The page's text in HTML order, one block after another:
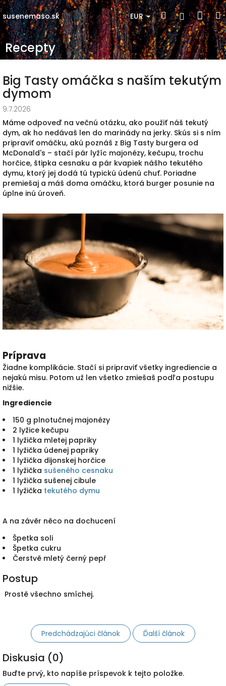
Prejsť
na
obsah
susenemaso.sk EUR Hľadať
Recepty
Big Tasty omáčka s naším tekutým
dymom
9.7.2026
Máme odpoveď na večnú otázku, ako použiť náš tekutý
dym, ak ho nedávaš len do marinády na jerky. Skús si s ním
pripraviť omáčku, akú poznáš z Big Tasty burgera od
McDonald's – stačí pár lyžíc majonézy, kečupu, trochu
horčice, štipka cesnaku a pár kvapiek nášho tekutého
dymu, ktorý jej dodá tú typickú údenú chuť. Poriadne
premiešaj a máš doma omáčku, ktorá burger posunie na
úplne inú úroveň.
Príprava
Žiadne komplikácie. Stačí si pripraviť všetky ingrediencie a
nejakú misu. Potom už len všetko zmiešaš podľa postupu
nižšie.
Ingrediencie
150 g plnotučnej majonézy
2 lyžice kečupu
1 lyžička mletej papriky
1 lyžička údenej papriky
1 lyžička dijonskej horčice
1 lyžička sušeného cesnaku
1 lyžička sušenej cibule
1 lyžička tekutého dymu
A na závěr něco na dochucení
Špetka soli
Špetka cukru
Čerstvě mletý černý pepř
Postup
Prostě všechno smíchej.
Predchádzajúci článok Ďalší článok
Diskusia (0)
Buďte prvý, kto napíše príspevok k tejto položke.